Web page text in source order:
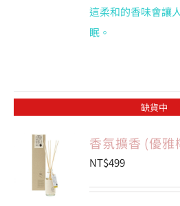
這柔和的香味會讓
眠。
缺貨中
香氛擴香 (優雅
NT$499